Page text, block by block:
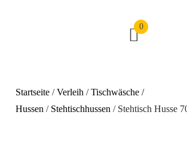
0
Startseite /Verleih /Tischwäsche /
Hussen / Stehtischhussen / Stehtisch Husse